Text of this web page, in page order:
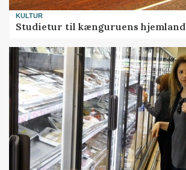
KULTUR
Studietur til kænguruens hjemland